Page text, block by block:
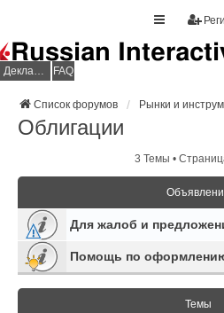
Декларация НДФЛ FAQ
Список форумов Рынки и
Облигации
3 Темы •
Для жалоб и
Помощь по
Темы